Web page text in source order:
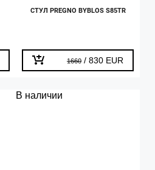
СТУЛ PREGNO BYBLOS S85TR
1660 / 830 EUR
В наличии